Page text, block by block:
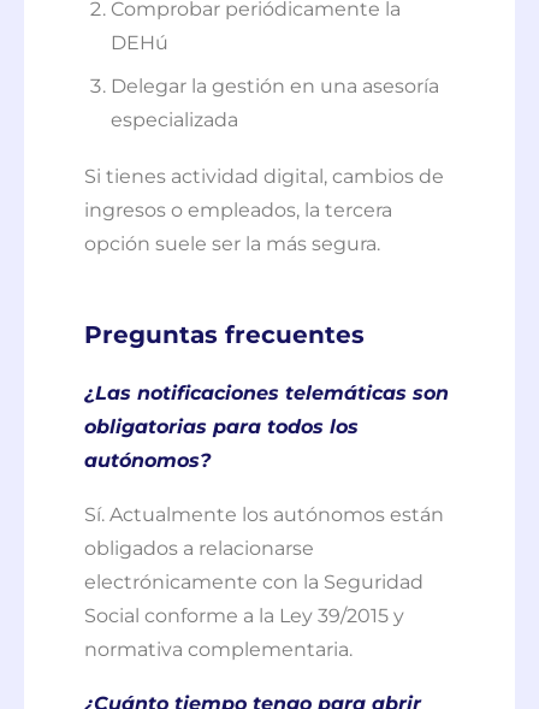
Comprobar periódicamente la
DEHú
Delegar la gestión en una asesoría
especializada
Si tienes actividad digital, cambios de
ingresos o empleados, la tercera
opción suele ser la más segura.
Preguntas frecuentes
¿Las notificaciones telemáticas son
obligatorias para todos los
autónomos?
Sí. Actualmente los autónomos están
obligados a relacionarse
electrónicamente con la Seguridad
Social conforme a la Ley 39/2015 y
normativa complementaria.
¿Cuánto tiempo tengo para abrir